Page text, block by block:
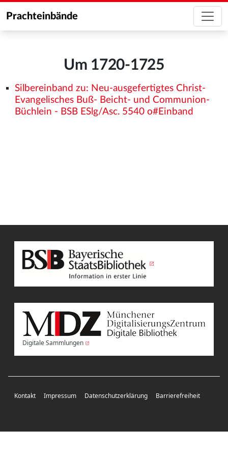
Prachteinbände
Um 1720-1725
Silbereinband zu: Neu-ausgefertigtes Christ-
Evangelisches Buß- Beicht- und Communion-
Büchlein - BSB ESlg/Asc. 5540 o#Einband
Digitale Sammlungen
Kontakt Impressum Datenschutzerklärung Barrierefreiheit